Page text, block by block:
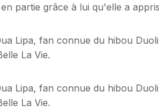
partie grâce à lui qu'elle a
Lipa, fan connue du hibou
La Vie.
Lipa, fan connue du hibou
La Vie.